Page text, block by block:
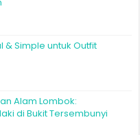
& Simple untuk Outfit
Alam Lombok:
di Bukit Tersembunyi